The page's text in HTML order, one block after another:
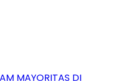
MAYORITAS DI